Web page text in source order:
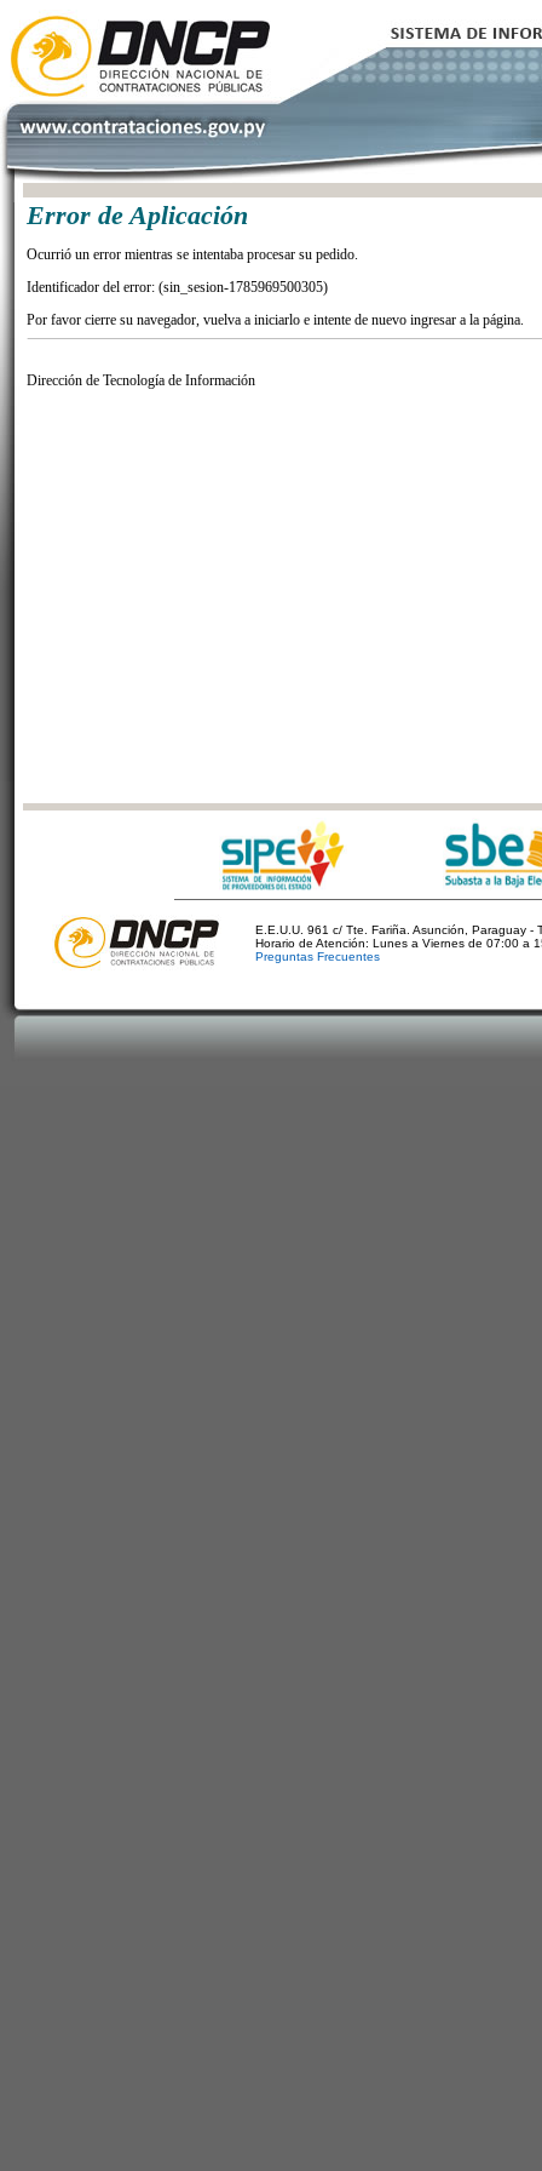
Error de Aplicación
Ocurrió un error mientras se intentaba procesar su pedido.
Identificador del error: (sin_sesion-1785969500305)
Por favor cierre su navegador, vuelva a iniciarlo e intente de nuevo ingresar a la página.
Dirección de Tecnología de Información
E.E.U.U. 961 c/ Tte. Fariña. Asunción, Paraguay -
Horario de Atención: Lunes a Viernes de 07:00 a
Preguntas Frecuentes